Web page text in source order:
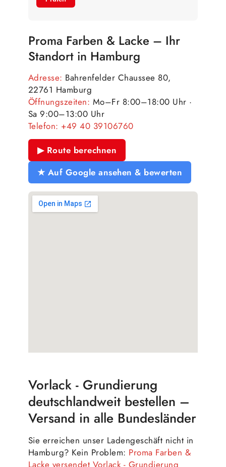
Proma Farben & Lacke – Ihr
Standort in Hamburg
Adresse: Bahrenfelder Chaussee 80,
22761 Hamburg
Öffnungszeiten: Mo–Fr 8:00–18:00 Uhr ·
Sa 9:00–13:00 Uhr
Telefon: +49 40 39106760
▶ Route berechnen
★ Auf Google ansehen & bewerten
Vorlack - Grundierung
deutschlandweit bestellen –
Versand in alle Bundesländer
Sie erreichen unser Ladengeschäft nicht in
Hamburg? Kein Problem: Proma Farben &
Lacke versendet Vorlack - Grundierung